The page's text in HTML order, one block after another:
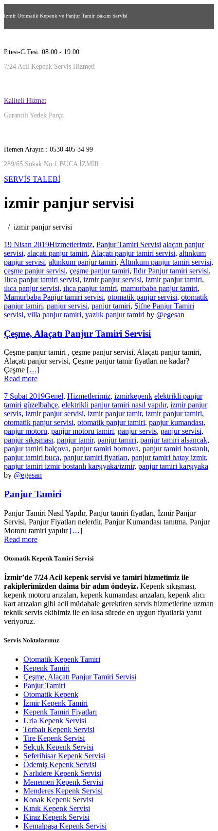
İzmir Otomatik Kepenk ve Panjur Tamir Bakım Servisi
P.tesi-C.Tesi: 08:00 - 19:00
7/24 Acil Kepenk Servis Hizmeti
Kaliteli Hizmet
Garantili Yedek Parça
Hemen Arayın : 0530 405 34 99
289/65 Sokak No:1 BUCA İZMİR
SERVİS TALEBİ
izmir panjur servisi
izmir panjur servisi
19 Nisan 2019Hizmetlerimiz, Panjur Tamiri Servisi alaçatı panjur
servisi, alaçatı panjur tamiri, Alaçatı panjur tamiri servisi, altınkum
panjur servisi, altınkum panjur tamiri, Altınkum panjur tamiri servisi,
çeşme panjur servisi, çeşme panjur tamiri, Ildır Panjur tamiri servisi,
Ilıca panjur tamiri servisi, izmir panjur servisi, izmir panjur tamiri,
ılıca panjur servisi, ılıca panjur tamiri, mamurbaba panjur tamiri,
Mamurbaba Panjur tamiri servisi, otomatik panjur servisi, otomatik
panjur tamiri, panjur servisi, panjur tamiri, Şifne Panjur Tamiri
servisi, villa panjur tamiri, yazlık panjur tamiri by @egesan
Çeşme, Alaçatı Panjur Tamiri Servisi
Çeşme panjur tamiri , çeşme panjur servisi, Alaçatı panjur tamiri,
Alaçatı panjur servisi, Çeşme panjur tamir fiyatları ne kadar?
Çeşme […]
Read more
7 Şubat 2019Genel, Hizmetlerimiz, izmirkepenk elektrikli panjur
tamiri güzelbahçe, elektrikli panjur tamiri nasıl yapılır, izmir panjur
servis, izmir panjur servisi, izmir panjur tamir, izmir panjur tamiri,
otomatik panjur servisi, otomatik panjur tamiri, panjur kumandası,
panjur motoru, panjur motoru tamiri, panjur servis, panjur servisi,
panjur sıkışması, panjur tamir, panjur tamiri, panjur tamiri alsancak,
panjur tamiri balçova, panjur tamiri bornova, panjur tamiri bostanlı,
panjur tamiri buca, panjur tamiri fiyatları, panjur tamiri hatay izmir,
panjur tamiri izmir bostanlı karşıyaka/izmir, panjur tamiri karşıyaka
by @egesan
Panjur Tamiri
Panjur Tamiri Nasıl Yapılır, Panjur tamiri fiyatları, İzmir Panjur
Servisi, Panjur Fiyatları nelerdir, Panjur Kumandası tanıtma, Panjur
Motoru tamiri yapılır […]
Read more
Otomatik Kepenk Tamiri Servisi
İzmir’de 7/24 Acil kepenk servisi ve tamiri hizmetimiz ile
rakiplerimizden daima bir adım öndeyiz. Kepenk sıkışması,
kepenk motoru arızaları, kepenk kumandası arızaları, kepenk alıcı
kart arızaları gibi acil müdahale gerektiren servis hizmetlerine uzman
teknik servis ekibimiz ile en kısa sürede en uygun fiyatlarla yanıt
veriyoruz.
Servis Noktalarımız
Otomatik Kepenk Tamiri
Kepenk Tamiri
Çeşme, Alaçatı Panjur Tamiri Servisi
Panjur Tamiri
Otomatik Kepenk
İzmir Kepenk Tamiri
Kepenk Tamiri Fiyatları
Urla Kepenk Servisi
Torbalı Kepenk Servisi
Tire Kepenk Servisi
Selçuk Kepenk Servisi
Seferihisar Kepenk Servisi
Ödemiş Kepenk Servisi
Narlıdere Kepenk Servisi
Menemen Kepenk Servisi
Menderes Kepenk Servisi
Konak Kepenk Servisi
Kınık Kepenk Servisi
Kiraz Kepenk Servisi
Kemalpaşa Kepenk Servisi